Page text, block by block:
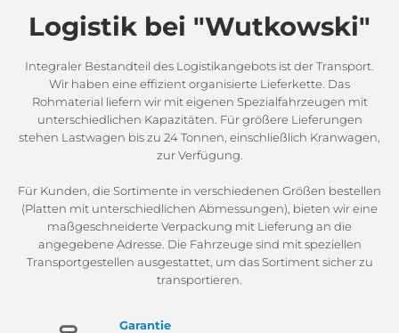
Logistik bei "Wutkowski"
Integraler Bestandteil des Logistikangebots ist der Transport.
Wir haben eine effizient organisierte Lieferkette. Das
Rohmaterial liefern wir mit eigenen Spezialfahrzeugen mit
unterschiedlichen Kapazitäten. Für größere Lieferungen
stehen Lastwagen bis zu 24 Tonnen, einschließlich Kranwagen,
zur Verfügung.
Für Kunden, die Sortimente in verschiedenen Größen bestellen
(Platten mit unterschiedlichen Abmessungen), bieten wir eine
maßgeschneiderte Verpackung mit Lieferung an die
angegebene Adresse. Die Fahrzeuge sind mit speziellen
Transportgestellen ausgestattet, um das Sortiment sicher zu
transportieren.
Garantie